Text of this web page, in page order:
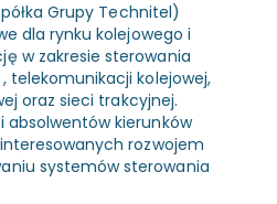
Grupy Technitel)
dla rynku kolejowego i
w zakresie sterowania
telekomunikacji kolejowej,
oraz sieci trakcyjnej.
absolwentów kierunków
rozwojem
systemów sterowania